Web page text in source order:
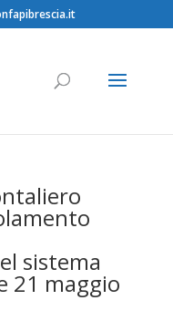
sistema
21 maggio